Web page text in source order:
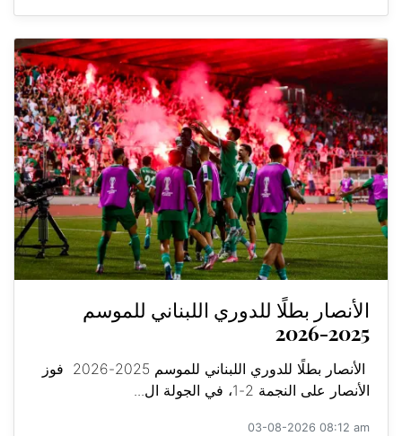
الأنصار بطلًا للدوري اللبناني للموسم
2025-2026
الأنصار بطلًا للدوري اللبناني للموسم 2025-2026 فوز
الأنصار على النجمة 2-1، في الجولة ال...
03-08-2026 08:12 am